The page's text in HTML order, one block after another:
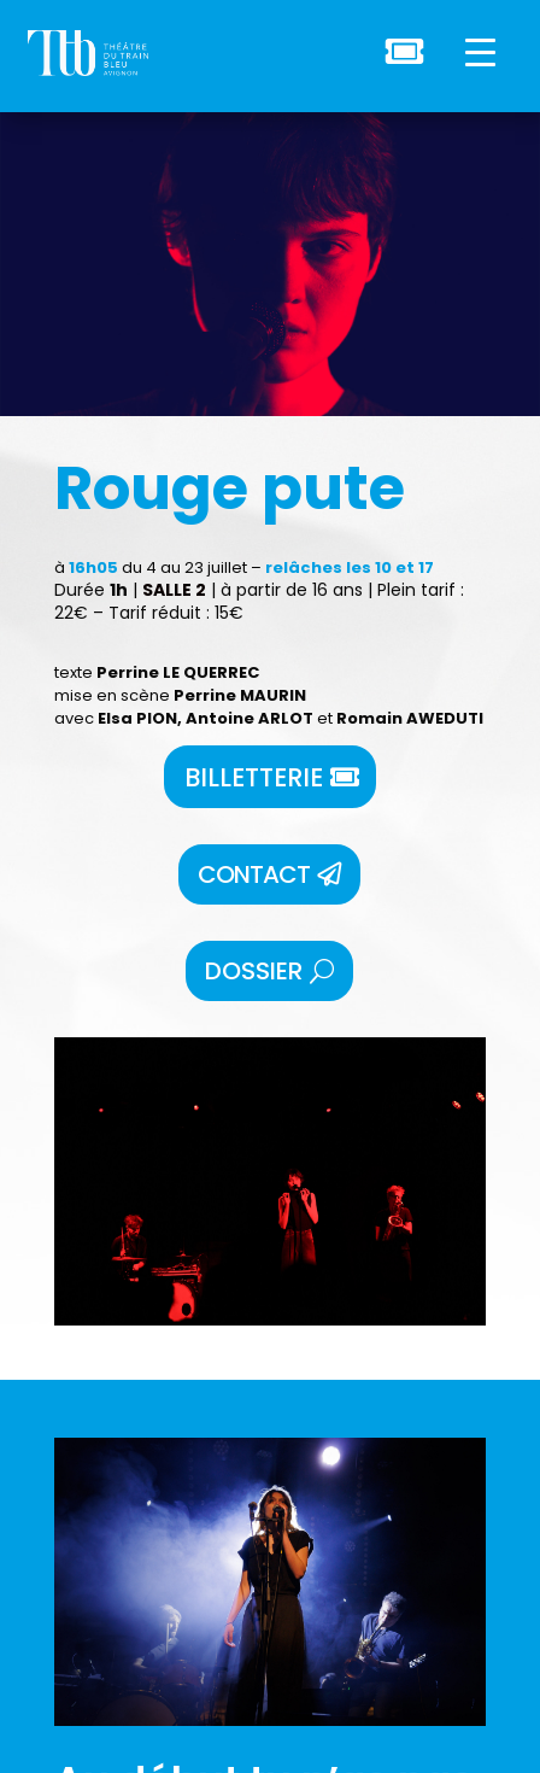

Rouge pute
à 16h05 du 4 au 23 juillet – relâches les 10 et 17
Durée 1h | SALLE 2 | à partir de 16 ans | Plein tarif :
22€ – Tarif réduit : 15€
texte Perrine LE QUERREC
mise en scène Perrine MAURIN
avec Elsa PION, Antoine ARLOT et Romain AWEDUTI
BILLETTERIE
CONTACT
DOSSIER